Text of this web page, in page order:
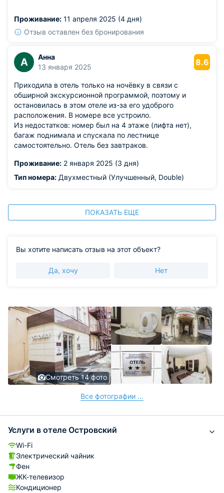
превосходит ожидания, в гостинице уютно и спокойно.
Расположение гостиницы играет ключевую роль,
пунктам назначения.
Проживание: 11 апреля 2025 (4 дня)
Отзыв оставлен без бронирования
А
Анна
13 января 2025
8.6
Приходила в отель только на ночёвку в связи с
обширной экскурсионной программой, поэтому и
остановилась в этом отеле из-за его удоброго
расположения. В номере все устроило.
Из недостатков: номер был на 4 этаже (лифта нет),
багаж поднимала и спускала по лестнице
самостоятельно. Отель без завтраков.
Проживание: 2 января 2025 (3 дня)
Тип номера: Двухместный (Улучшенный, Double)
ПОКАЗАТЬ ЕЩЕ
Вы хотите написать отзыв на этот объект?
Да, хочу Нет
Смотреть 14 фото
Все фотографии ...
Услуги в отеле Островский
Wi-Fi
Электрический чайник
Фен
ЖК-телевизор
Кондиционер